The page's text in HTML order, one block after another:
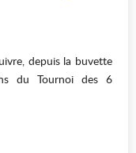
depuis la buvette
du Tournoi des 6